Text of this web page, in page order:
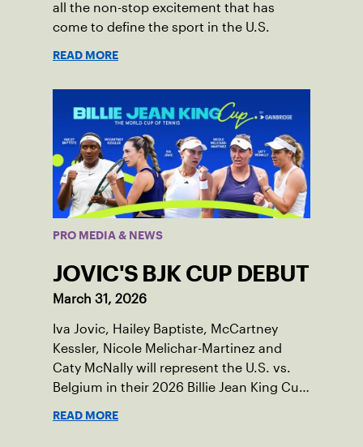
all the non-stop excitement that has
come to define the sport in the U.S.
READ MORE
PRO MEDIA & NEWS
JOVIC'S BJK CUP DEBUT
March 31, 2026
Iva Jovic, Hailey Baptiste, McCartney
Kessler, Nicole Melichar-Martinez and
Caty McNally will represent the U.S. vs.
Belgium in their 2026 Billie Jean King Cup
READ MORE